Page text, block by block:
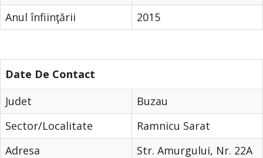
Anul înfiinţării
2015
Date De Contact
Judet
Buzau
Sector/Localitate
Ramnicu Sarat
Adresa
Str. Amurgului, Nr. 22A